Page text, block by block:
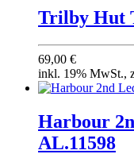
Trilby Hut
69,00 €
inkl. 19% MwSt.,
Harbour
AL.11598